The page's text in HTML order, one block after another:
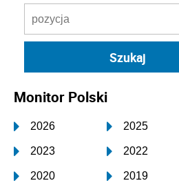
Monitor Polski
2026 2025
2023 2022
2020 2019